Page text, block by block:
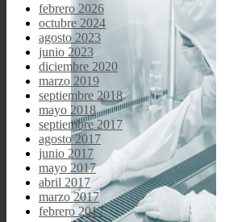
febrero 2026
octubre 2024
agosto 2023
junio 2023
diciembre 2020
marzo 2019
septiembre 2018
mayo 2018
septiembre 2017
agosto 2017
junio 2017
mayo 2017
abril 2017
marzo 2017
febrero 2017